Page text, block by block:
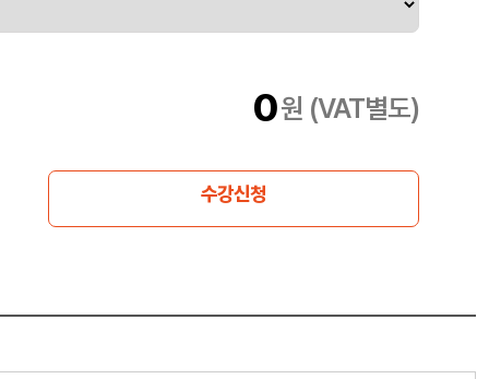
0원 (VAT별도)
수강신청